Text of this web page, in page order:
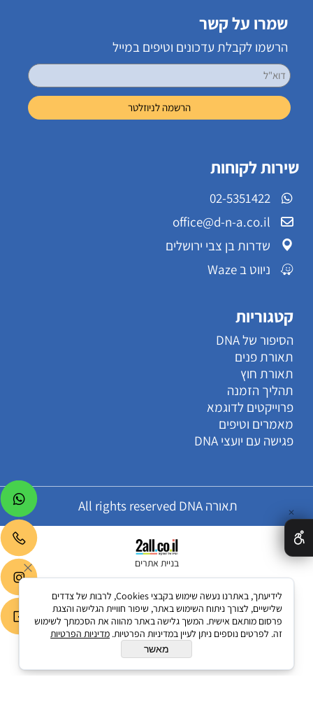
שמרו על קשר
הרשמו לקבלת עדכונים וטיפים במייל
שירות לקוחות
02-5351422
office@d-n-a.co.il
שדרות בן צבי ירושלים
ניווט ב Waze
קטגוריות
הסיפור של DNA
תאורת פנים
תאורת חוץ
תהליך הזמנה
פרוייקטים לדוגמא
מאמרים וטיפים
פגישה עם יועצי DNA
תאורה All rights reserved DNA
בניית אתרים
✕
לידיעתך, באתרנו נעשה שימוש בקבצי Cookies, לרבות של צדדים
שלישיים, לצורך ניתוח השימוש באתר, שיפור חוויית הגלישה והצגת
פרסום מותאם אישית. המשך גלישה באתר מהווה את הסכמתך לשימוש
זה. לפרטים נוספים ניתן לעיין במדיניות הפרטיות. מדיניות הפרטיות
מאשר